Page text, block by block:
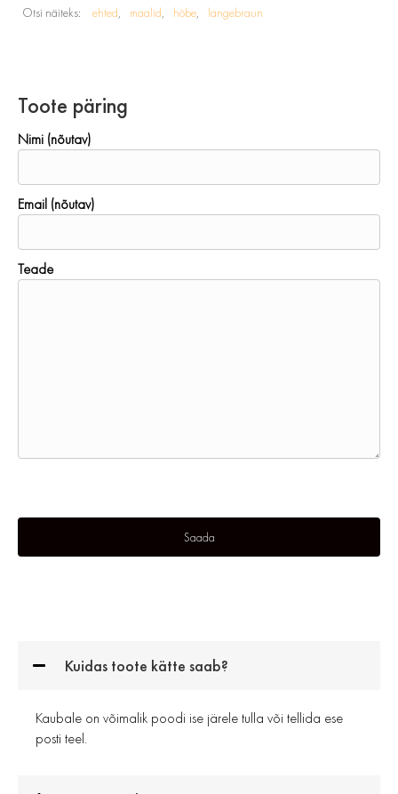
Otsi näiteks: ehted maalid hõbe langebraun
Toote päring
Nimi (nõutav)
Email (nõutav)
Teade
Kuidas toote kätte saab?
Kaubale on võimalik poodi ise järele tulla või tellida ese
posti teel.